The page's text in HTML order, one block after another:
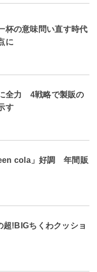
杯の意味問い直す時代
に
全力 4戦略で製販の
す
cola」好調 年間販
!BIGちくわクッショ